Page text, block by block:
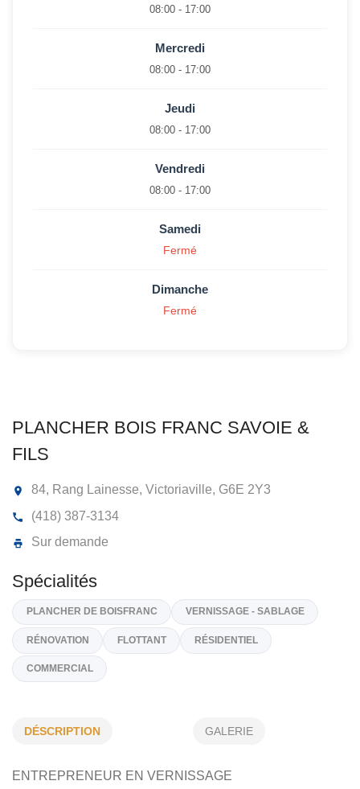
PLANCHER BOIS FRANC SAVOIE &
FILS
84, Rang Lainesse, Victoriaville,G6E 2Y3
(418) 387-3134
Sur demande
RÉNOVATION FLOTTANT RÉSIDENTIEL
DÉSCRIPTION GALERIE
ENTREPRENEUR EN VERNISSAGE
08:00 - 17:00
Mercredi
08:00 - 17:00
Jeudi
08:00 - 17:00
Vendredi
08:00 - 17:00
Samedi
Fermé
Dimanche
Fermé